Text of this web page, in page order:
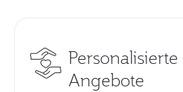
Personalisierte
Angebote